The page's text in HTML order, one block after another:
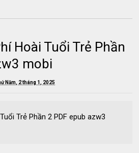
Hoài Tuổi Trẻ Phần
mobi
Năm, 2 tháng 1, 2025
Trẻ Phần 2 PDF epub azw3